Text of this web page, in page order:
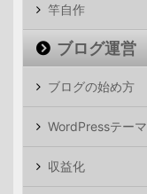
竿自作
ブログ運営
ブログの始め方
WordPressテーマ
収益化